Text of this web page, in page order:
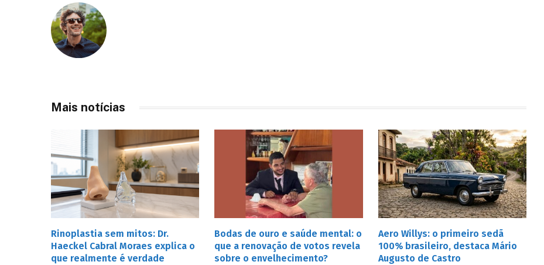
Mais notícias
Rinoplastia sem mitos: Dr.
Haeckel Cabral Moraes explica o
que realmente é verdade
Bodas de ouro e saúde mental: o
que a renovação de votos revela
sobre o envelhecimento?
Aero Willys: o primeiro sedã
100% brasileiro, destaca Mário
Augusto de Castro